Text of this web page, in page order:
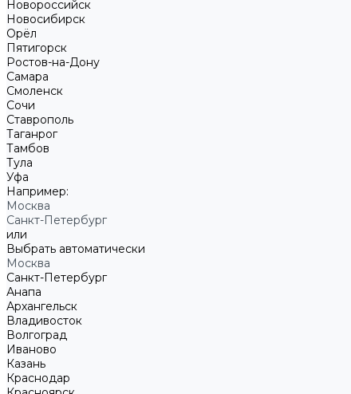
Новороссийск
Новосибирск
Орёл
Пятигорск
Ростов-на-Дону
Самара
Смоленск
Сочи
Ставрополь
Таганрог
Тамбов
Тула
Уфа
Например:
Москва
Санкт-Петербург
или
Выбрать автоматически
Москва
Санкт-Петербург
Анапа
Архангельск
Владивосток
Волгоград
Иваново
Казань
Краснодар